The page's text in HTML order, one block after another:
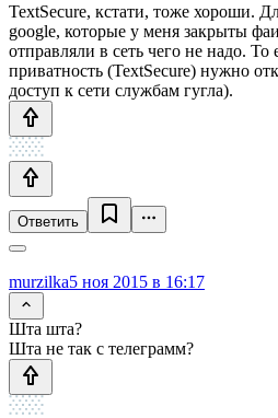
TextSecure, кстати, тоже хороши.
google, которые у меня закрыты
отправляли в сеть чего не надо.
приватность (TextSecure) нужно
доступ к сети службам гугла).
Ответить
murzilka5 ноя 2015 в 16:17
Шта шта?
Шта не так с телеграмм?